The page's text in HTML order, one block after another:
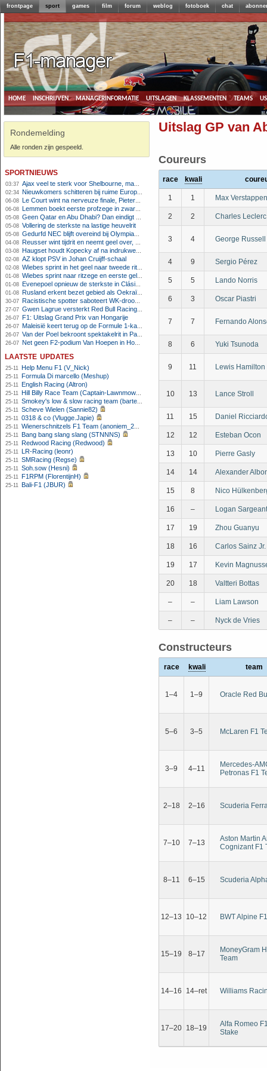
frontpage sport games film forum weblog fotoboek chat
home inschrijven managerinformatie uitslagen klassementen teams
Rondemelding
Alle ronden zijn gespeeld.
sportnieuws
03:37 Ajax veel te sterk voor Shelbourne, maar houdt schade beperkt
02:34 Nieuwkomers schitteren bij ruime Europese zege FC Twente
06-08 Le Court wint na nerveuze finale, Pieterse derde
06-08 Lemmen boekt eerste profzege in zware Ronde van Polen-rit
05-08 Geen Qatar en Abu Dhabi? Dan eindigt Formule 1-seizoen mogelijk in Europa
05-08 Vollering de sterkste na lastige heuvelrit
05-08 Gedurfd NEC blijft overeind bij Olympiakos
04-08 Reusser wint tijdrit en neemt geel over, Nooijen knap tweede
03-08 Haugset houdt Kopecky af na indrukwekkende solo van 86 kilometer
02-08 AZ klopt PSV in Johan Cruijff-schaal
02-08 Wiebes sprint in het geel naar tweede ritzege
01-08 Wiebes sprint naar ritzege en eerste gele trui in Tour Femmes
01-08 Evenepoel opnieuw de sterkste in Clásica San Sebastián
01-08 Rusland erkent bezet gebied als Oekraïens voor opheffing IOC-schorsing
30-07 Racistische spotter saboteert WK-droom van powerliftster
27-07 Gwen Lagrue versterkt Red Bull Racing vanaf 2027
26-07 F1: Uitslag Grand Prix van Hongarije
26-07 Maleisië keert terug op de Formule 1-kalender in 2026
26-07 Van der Poel bekroont spektakelrit in Parijs met nipte zege; eindzege Pogacar
26-07 Net geen F2-podium Van Hoepen in Hongarije, Leon maakt indruk
laatste updates
25-11 Help Menu F1 (V_Nick)
25-11 Formula Di marcello (Meshup)
25-11 English Racing (Altron)
25-11 Hill Billy Race Team (Captain-Lawnmower)
25-11 Smokey's low & slow racing team (bartello)
25-11 Scheve Wielen (Sannie82)
25-11 0318 & co (Vlugge.Japie)
25-11 Wienerschnitzels F1 Team (anoniem_24042026023255)
25-11 Bang bang slang slang (STNNNS)
25-11 Redwood Racing (Redwood)
25-11 LR-Racing (leonr)
25-11 SMRacing (Regse)
25-11 Soh.sow (Hesni)
25-11 F1RPM (FlorentijnH)
25-11 Bali-F1 (JBUR)
Uitslag GP van
Coureurs
race kwali
1 1 Max Verstappen
2 2 Charles Leclerc
3 4 George Russell
4 9 Sergio Pérez
5 5 Lando Norris
6 3 Oscar Piastri
7 7 Fernando
8 6 Yuki Tsunoda
9 11 Lewis Hamilton
10 13 Lance Stroll
11 15 Daniel
12 12 Esteban Ocon
13 10 Pierre Gasly
14 14 Alexander
15 8 Nico
16 – Logan Sargeant
17 19 Zhou Guanyu
18 16 Carlos Sainz Jr.
19 17 Kevin
20 18 Valtteri Bottas
– – Liam Lawson
– – Nyck de Vries
Constructeurs
race kwali team
1–4 1–9 Oracle Red
5–6 3–5 McLaren F1
3–9 4–11
Mercedes-
Petronas F1
2–18 2–16 Scuderia
7–10 7–13
Aston Martin
Cognizant F1
8–11 6–15 Scuderia
12–13 10–12 BWT Alpine
15–19 8–17
MoneyGram
Team
14–16 14–ret Williams
17–20 18–19
Alfa Romeo
Stake